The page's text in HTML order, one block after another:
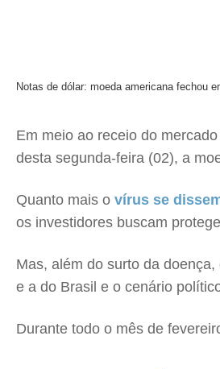
Notas de dólar: moeda americana fechou
Em meio ao receio do
desta segunda-feira (02), a
Quanto mais o vírus se
os investidores buscam
Mas, além do surto da
e a do Brasil e o cenário
Durante todo o mês de